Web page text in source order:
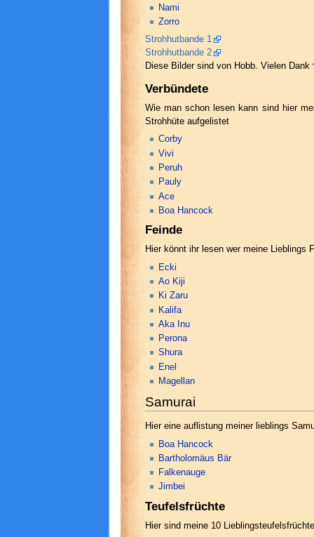
Nami
Zorro
Strohhutbande 1
Strohhutbande 2
Diese Bilder sind von Hobb. Vielen Dank
Verbündete
Wie man schon lesen kann sind hier
Strohhüte aufgelistet
Corby
Vivi
Peruh
Pauly
Ace
Boa Hancock
Feinde
Hier könnt ihr lesen wer meine Lieblings
Ecki
Ao Kiji
Ki Zaru
Kalifa
Aka Inu
Perona
Shura
Enel
Magellan
Samurai
Hier eine auflistung meiner lieblings
Boa Hancock
Bartholomäus Bär
Falkenauge
Jimbei
Teufelsfrüchte
Hier sind meine 10 Lieblingsteufelsfrüchte